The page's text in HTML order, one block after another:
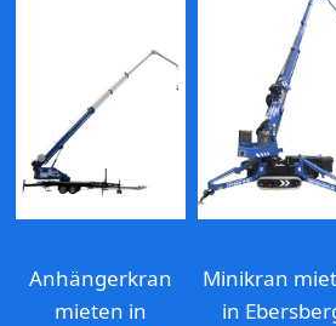
Anhängerkran
mieten in
Minikran
in